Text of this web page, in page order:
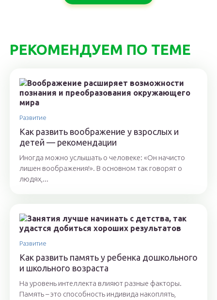
РЕКОМЕНДУЕМ ПО ТЕМЕ
Развитие
Как развить воображение у взрослых и
детей — рекомендации
Иногда можно услышать о человеке: «Он начисто
лишен воображения!». В основном так говорят о
людях,...
Развитие
Как развить память у ребенка дошкольного
и школьного возраста
На уровень интеллекта влияют разные факторы.
Память – это способность индивида накоплять,